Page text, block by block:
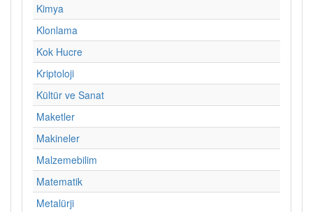
Kimya
Klonlama
Kok Hucre
Kriptoloji
Kültür ve Sanat
Maketler
Makineler
Malzemebilim
Matematik
Metalürji